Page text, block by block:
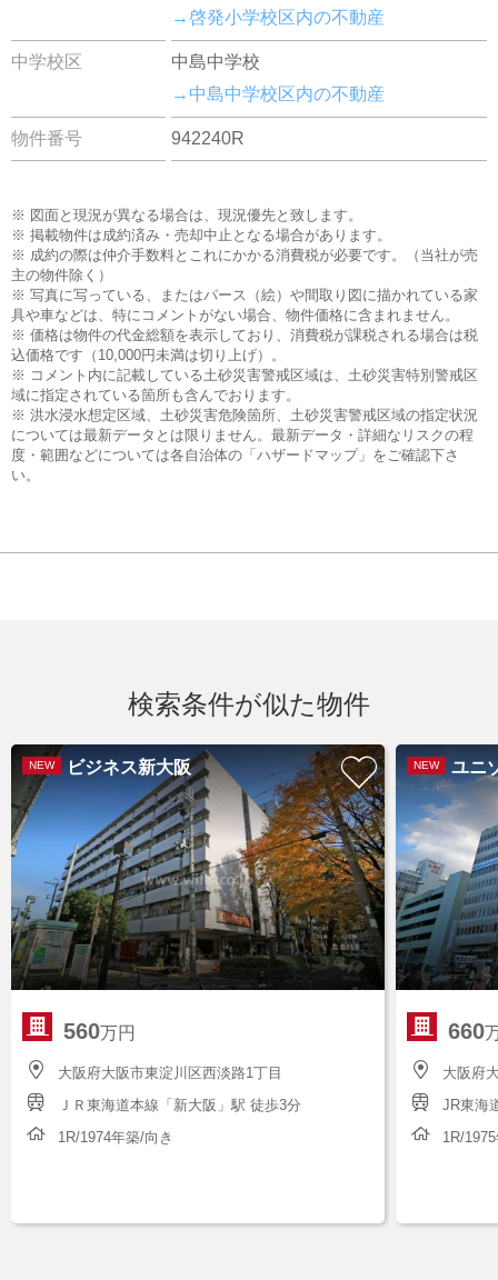
→啓発小学校区内の不動産
中学校区
中島中学校
→中島中学校区内の不動産
物件番号 942240R
※ 図面と現況が異なる場合は、現況優先と致します。
※ 掲載物件は成約済み・売却中止となる場合があります。
※ 成約の際は仲介手数料とこれにかかる消費税が必要です。（当社が売
主の物件除く）
※ 写真に写っている、またはパース（絵）や間取り図に描かれている家
具や車などは、特にコメントがない場合、物件価格に含まれません。
※ 価格は物件の代金総額を表示しており、消費税が課税される場合は税
込価格です（10,000円未満は切り上げ）。
※ コメント内に記載している土砂災害警戒区域は、土砂災害特別警戒区
域に指定されている箇所も含んでおります。
※ 洪水浸水想定区域、土砂災害危険箇所、土砂災害警戒区域の指定状況
については最新データとは限りません。最新データ・詳細なリスクの程
度・範囲などについては各自治体の「ハザードマップ」をご確認下さ
い。
検索条件が似た物件
NEW ビジネス新大阪
560万円
大阪府大阪市東淀川区西淡路1丁目
ＪＲ東海道本線「新大阪」駅 徒歩3分
1R/1974年築/向き
NEW ユニ
660
大阪府
JR東海
1R/